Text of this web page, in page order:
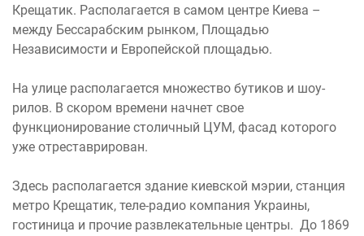
Крещатик. Располагается в самом центре Киева –
между Бессарабским рынком, Площадью
Независимости и Европейской площадью.
На улице располагается множество бутиков и шоу-
рилов. В скором времени начнет свое
функционирование столичный ЦУМ, фасад которого
уже отреставрирован.
Здесь располагается здание киевской мэрии, станция
метро Крещатик, теле-радио компания Украины,
гостиница и прочие развлекательные центры. До 1869